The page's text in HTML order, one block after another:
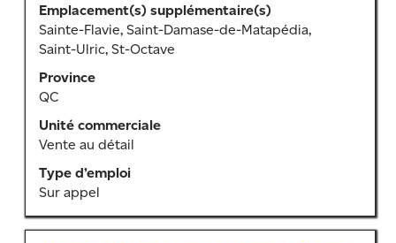
les programmes
pour étudiants et
étudiantes.
emploi
pour
Emplacement(s) supplémentaire(s)
Sainte-Flavie, Saint-Damase-de-Matapédia,
Saint-Ulric, St-Octave
Province
QC
Unité commerciale
Vente au détail
Type d’emploi
Sur appel
afficher
tout
le
contenu
des
sur
l’emploi.